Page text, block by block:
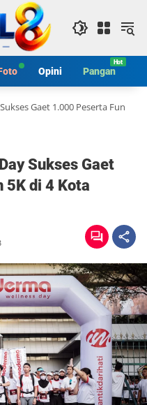
Opini Pangan
Gaet 1.000 Peserta Fun
Sukses Gaet
5K di 4 Kota